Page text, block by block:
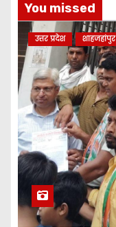
You missed
उत्तर प्रदेश शाहजहांपुर